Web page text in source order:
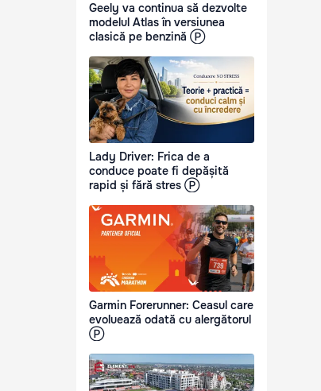
Geely va continua să dezvolte
modelul Atlas în versiunea
clasică pe benzină Ⓟ
Lady Driver: Frica de a
conduce poate fi depășită
rapid și fără stres Ⓟ
Garmin Forerunner: Ceasul care
evoluează odată cu alergătorul
Ⓟ